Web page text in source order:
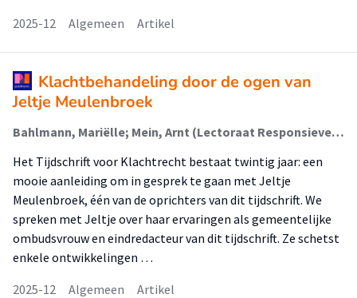
2025-12
Algemeen Artikel
Klachtbehandeling door de ogen van
Jeltje Meulenbroek
Bahlmann, Mariëlle; Mein, Arnt (Lectoraat Responsieve Rechtspraktijk)
Het Tijdschrift voor Klachtrecht bestaat twintig jaar: een
mooie aanleiding om in gesprek te gaan met Jeltje
Meulenbroek, één van de oprichters van dit tijdschrift. We
spreken met Jeltje over haar ervaringen als gemeentelijke
ombudsvrouw en eindredacteur van dit tijdschrift. Ze schetst
enkele ontwikkelingen …
2025-12
Algemeen Artikel